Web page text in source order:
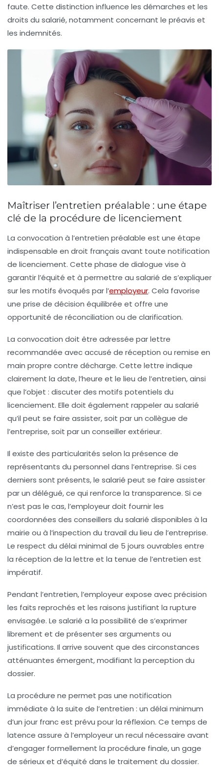
faute. Cette distinction influence les démarches et les
droits du salarié, notamment concernant le préavis et
les indemnités.
Maîtriser l’entretien préalable : une étape
clé de la procédure de licenciement
La convocation à l’entretien préalable est une étape
indispensable en droit français avant toute notification
de licenciement. Cette phase de dialogue vise à
garantir l’équité et à permettre au salarié de s’expliquer
sur les motifs évoqués par l’employeur. Cela favorise
une prise de décision équilibrée et offre une
opportunité de réconciliation ou de clarification.
La convocation doit être adressée par lettre
recommandée avec accusé de réception ou remise en
main propre contre décharge. Cette lettre indique
clairement la date, l’heure et le lieu de l’entretien, ainsi
que l’objet : discuter des motifs potentiels du
licenciement. Elle doit également rappeler au salarié
qu’il peut se faire assister, soit par un collègue de
l’entreprise, soit par un conseiller extérieur.
Il existe des particularités selon la présence de
représentants du personnel dans l’entreprise. Si ces
derniers sont présents, le salarié peut se faire assister
par un délégué, ce qui renforce la transparence. Si ce
n’est pas le cas, l’employeur doit fournir les
coordonnées des conseillers du salarié disponibles à la
mairie ou à l’inspection du travail du lieu de l’entreprise.
Le respect du délai minimal de 5 jours ouvrables entre
la réception de la lettre et la tenue de l’entretien est
impératif.
Pendant l’entretien, l’employeur expose avec précision
les faits reprochés et les raisons justifiant la rupture
envisagée. Le salarié a la possibilité de s’exprimer
librement et de présenter ses arguments ou
justifications. Il arrive souvent que des circonstances
atténuantes émergent, modifiant la perception du
dossier.
La procédure ne permet pas une notification
immédiate à la suite de l’entretien : un délai minimum
d’un jour franc est prévu pour la réflexion. Ce temps de
latence assure à l’employeur un recul nécessaire avant
d’engager formellement la procédure finale, un gage
de sérieux et d’équité dans le traitement du dossier.